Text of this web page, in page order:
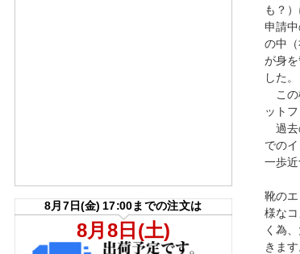
も？
申請
の中
が身
した。
この
ット
過去
での
一歩近
靴の
様な
く為
きま